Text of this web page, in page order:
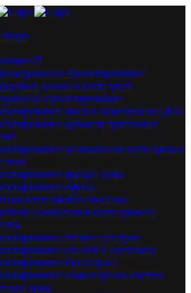
бюро
проектирование
домов и коттеджей
проектирование
жилых комплексов (ЖК)
административных
уникальных коттеджных
фасада дома
офиса
коттеджного поселка
концепции коттеджного
бизнес центров
отелей и гостиниц
баз отдыха
инженерных систем
дома